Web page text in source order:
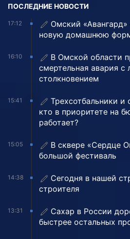
ПОСЛЕДНИЕ НОВОСТИ
17:12
Омский
новую домашнюю
16:10
В Омской области
смертельная авария с
столкновением
15:41
Трехсотбальники
кто в приоритете на
работает?
15:05
В сквере «Сердце
большой фестиваль
14:38
Сегодня в нашей
строителя
13:31
Сахар в России
быстрее остальных